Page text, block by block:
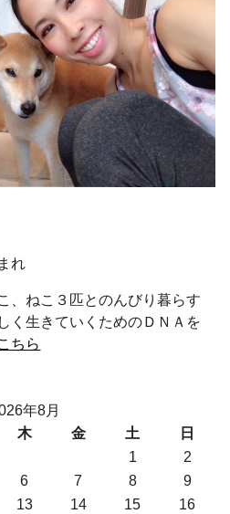
れ
、ねこ３匹とのんびり暮らす
く生きていくためのＤＮＡを
ちら
年8月
木 金 土
日
1
2
6 7 8
9
13 14 15
16